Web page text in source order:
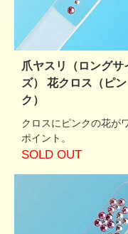
爪ヤスリ（ロングサ
ズ） 花クロス（ピン
ク）
クロスにピンクの花が
ポイント。
SOLD OUT